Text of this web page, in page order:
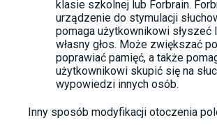
klasie szkolnej lub Forbrain.
urządzenie do stymulacji
pomaga użytkownikowi słyszeć
własny głos. Może zwiększać
poprawiać pamięć, a także
użytkownikowi skupić się na
wypowiedzi innych osób.
Inny sposób modyfikacji otoczenia